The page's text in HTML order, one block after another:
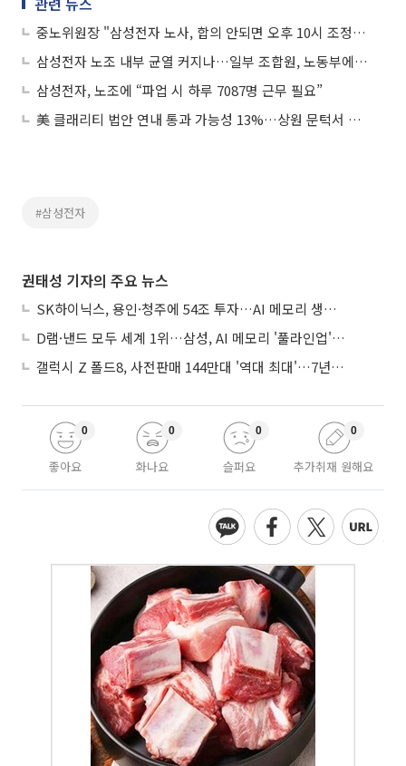
중노위원장 "삼성전자 노사, 합의 안되면 오후 10시 조정안 제시"
삼성전자 노조 내부 균열 커지나…일부 조합원, 노동부에 “절차 위반” 진정
삼성전자, 노조에 “파업 시 하루 7087명 근무 필요”
美 클래리티 법안 연내 통과 가능성 13%…상원 문턱서 제동
#삼성전자
권태성 기자의 주요 뉴스
SK하이닉스, 용인·청주에 54조 투자…AI 메모리 생산기지 키운다
D램·낸드 모두 세계 1위…삼성, AI 메모리 '풀라인업'으로 승부
갤럭시 Z 폴드8, 사전판매 144만대 '역대 최대'…7년만에 갤노트10 기록 넘어
좋아요
0
화나요
0
슬퍼요
0
추가취재 원해요
0